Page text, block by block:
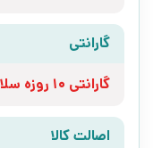
گارانتی
گارانتی 10 روزه سلامت فیزیکی کتاب
اصالت کالا